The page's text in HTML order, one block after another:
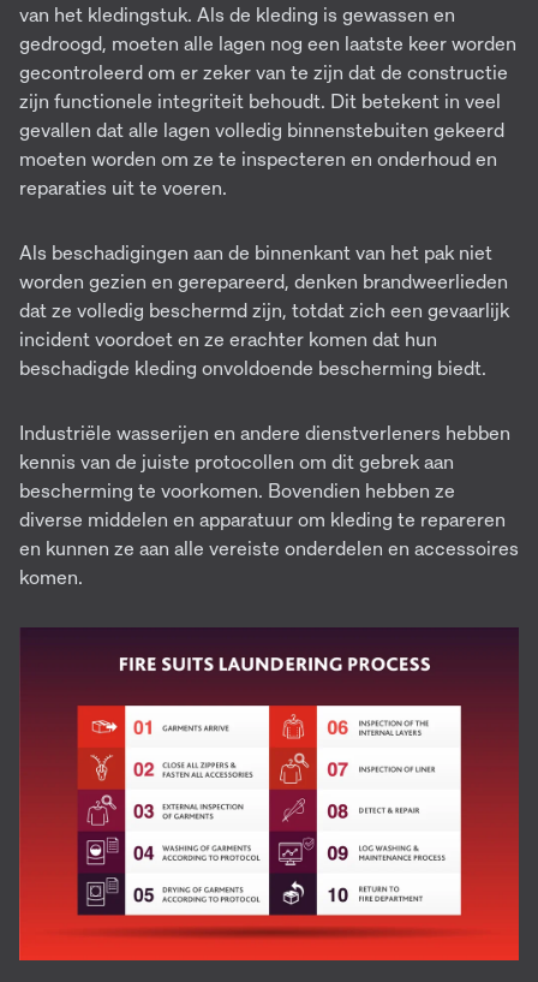
van het kledingstuk. Als de kleding is gewassen en
gedroogd, moeten alle lagen nog een laatste keer worden
gecontroleerd om er zeker van te zijn dat de constructie
zijn functionele integriteit behoudt. Dit betekent in veel
gevallen dat alle lagen volledig binnenstebuiten gekeerd
moeten worden om ze te inspecteren en onderhoud en
reparaties uit te voeren.
Als beschadigingen aan de binnenkant van het pak niet
worden gezien en gerepareerd, denken brandweerlieden
dat ze volledig beschermd zijn, totdat zich een gevaarlijk
incident voordoet en ze erachter komen dat hun
beschadigde kleding onvoldoende bescherming biedt.
Industriële wasserijen en andere dienstverleners hebben
kennis van de juiste protocollen om dit gebrek aan
bescherming te voorkomen. Bovendien hebben ze
diverse middelen en apparatuur om kleding te repareren
en kunnen ze aan alle vereiste onderdelen en accessoires
komen.